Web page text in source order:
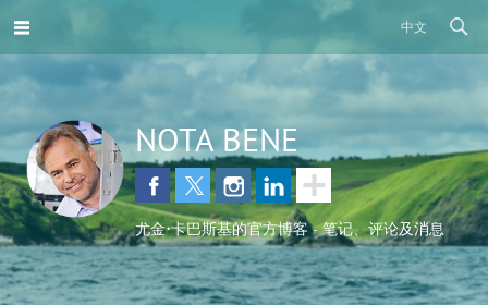
中文
NOTA BENE
尤金•卡巴斯基的官方博客 - 笔记、评论及消息